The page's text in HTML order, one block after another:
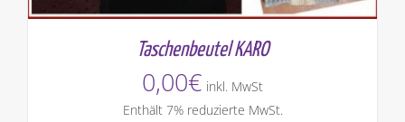
Taschenbeutel KARO
0,00€ inkl. MwSt
Enthält 7% reduzierte MwSt.